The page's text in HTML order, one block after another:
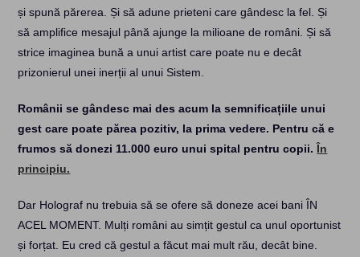
și spună părerea. Și să adune prieteni care gândesc la fel. Și
să amplifice mesajul până ajunge la milioane de români. Și să
strice imaginea bună a unui artist care poate nu e decât
prizonierul unei inerții al unui Sistem.
Românii se gândesc mai des acum la semnificațiile unui
gest care poate părea pozitiv, la prima vedere. Pentru că e
frumos să donezi 11.000 euro unui spital pentru copii.În
principiu.
Dar Holograf nu trebuia să se ofere să doneze acei bani ÎN
ACEL MOMENT. Mulți români au simțit gestul ca unul oportunist
și forțat. Eu cred că gestul a făcut mai mult rău, decât bine.